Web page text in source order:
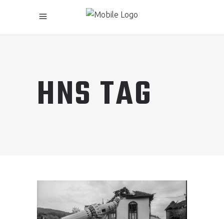
HNS TAG